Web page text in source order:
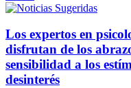
Los expertos en
disfrutan de los
sensibilidad a los
desinterés